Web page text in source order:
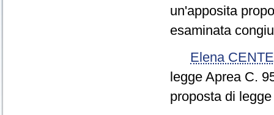
un'apposita
esaminata
Elena
legge Aprea C.
proposta di